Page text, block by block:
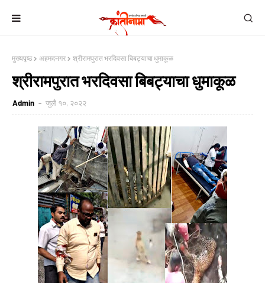
मुख्यपृष्ठ अहमदनगर श्रीरामपुरात भरदिवसा बिबट्याचा धुमाकूळ
श्रीरामपुरात भरदिवसा बिबट्याचा धुमाकूळ
Admin जुलै १०, २०२२